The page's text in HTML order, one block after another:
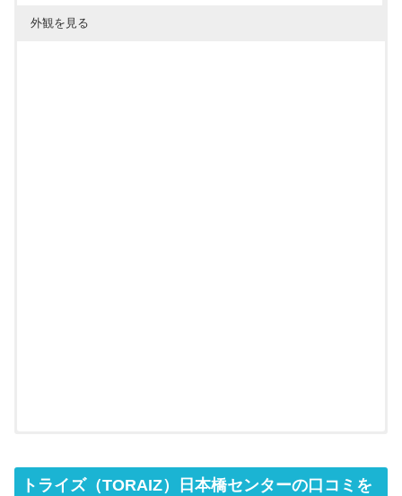
外観を見る
トライズ（TORAIZ）日本橋センターの口コミを